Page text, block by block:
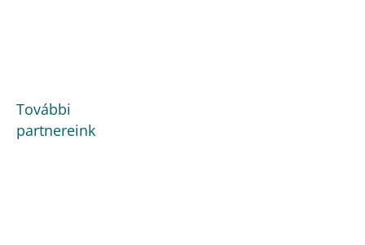
További
partnereink